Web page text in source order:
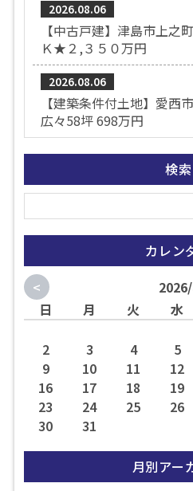
2026.08.06
【中古戸建】津島市上之
Ｋ★２,３５０万円
2026.08.06
【建築条件付土地】愛
広々58坪 698万円
検索
カレン
<
日
月 火 水
2
3 4 5
9
10 11 12
16
17 18 19
23
24 25 26
30
31
月別アー